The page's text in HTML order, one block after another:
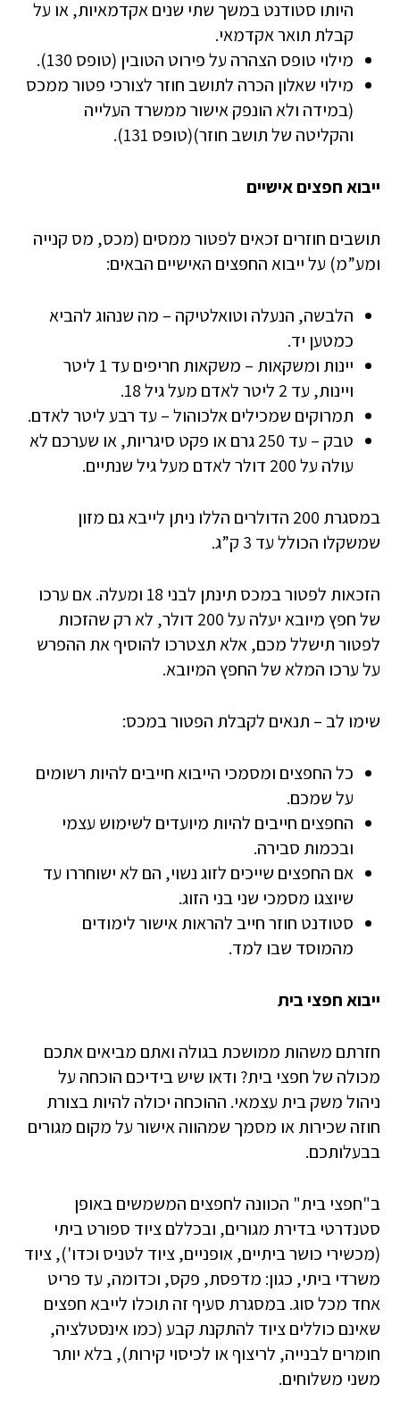
היותו סטודנט במשך שתי שנים אקדמאיות, או על
קבלת תואר אקדמאי.
מילוי טופס הצהרה על פירוט הטובין (טופס 130).
מילוי שאלון הכרה לתושב חוזר לצורכי פטור ממכס
(במידה ולא הונפק אישור ממשרד העלייה
והקליטה של תושב חוזר)(טופס 131).
ייבוא חפצים אישיים
תושבים חוזרים זכאים לפטור ממסים (מכס, מס קנייה
ומע”מ) על ייבוא החפצים האישיים הבאים:
הלבשה, הנעלה וטואלטיקה – מה שנהוג להביא
כמטען יד.
יינות ומשקאות – משקאות חריפים עד 1 ליטר
ויינות, עד 2 ליטר לאדם מעל גיל 18.
תמרוקים שמכילים אלכוהול – עד רבע ליטר לאדם.
טבק – עד 250 גרם או פקט סיגריות, או שערכם לא
עולה על 200 דולר לאדם מעל גיל שנתיים.
במסגרת 200 הדולרים הללו ניתן לייבא גם מזון
שמשקלו הכולל עד 3 ק”ג.
הזכאות לפטור במכס תינתן לבני 18 ומעלה. אם ערכו
של חפץ מיובא יעלה על 200 דולר, לא רק שהזכות
לפטור תישלל מכם, אלא תצטרכו להוסיף את ההפרש
על ערכו המלא של החפץ המיובא.
שימו לב – תנאים לקבלת הפטור במכס:
כל החפצים ומסמכי הייבוא חייבים להיות רשומים
על שמכם.
החפצים חייבים להיות מיועדים לשימוש עצמי
ובכמות סבירה.
אם החפצים שייכים לזוג נשוי, הם לא ישוחררו עד
שיוצגו מסמכי שני בני הזוג.
סטודנט חוזר חייב להראות אישור לימודים
מהמוסד שבו למד.
ייבוא חפצי בית
חזרתם משהות ממושכת בגולה ואתם מביאים אתכם
מכולה של חפצי בית? ודאו שיש בידיכם הוכחה על
ניהול משק בית עצמאי. ההוכחה יכולה להיות בצורת
חוזה שכירות או מסמך שמהווה אישור על מקום מגורים
בבעלותכם.
ב"חפצי בית" הכוונה לחפצים המשמשים באופן
סטנדרטי בדירת מגורים, ובכללם ציוד ספורט ביתי
(מכשירי כושר ביתיים, אופניים, ציוד לטניס וכדו'), ציוד
משרדי ביתי, כגון: מדפסת, פקס, וכדומה, עד פריט
אחד מכל סוג. במסגרת סעיף זה תוכלו לייבא חפצים
שאינם כוללים ציוד להתקנת קבע (כמו אינסטלציה,
חומרים לבנייה, לריצוף או לכיסוי קירות), בלא יותר
משני משלוחים.